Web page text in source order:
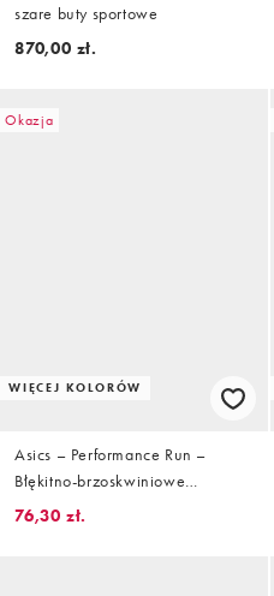
szare buty sportowe
870,00 zł.
Okazja
WIĘCEJ KOLORÓW
Asics – Performance Run –
Błękitno-brzoskwiniowe
skarpetki do łydki
76,30 zł.